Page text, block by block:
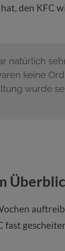
den KFC
natürlich
keine
wurde
fast